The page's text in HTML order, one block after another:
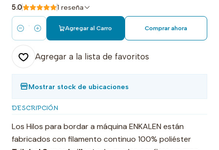
5.0 1 reseña
Cantidad
Agregar al Carro Comprar ahora
Agregar a la lista de favoritos
Mostrar stock de ubicaciones
DESCRIPCIÓN
Los Hilos para bordar a máquina ENKALEN están
fabricados con filamento continuo 100% poliéster